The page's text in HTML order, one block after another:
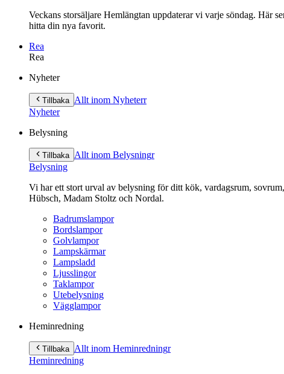
Veckans storsäljare Hemlängtan uppdaterar vi varje söndag. Här
hitta din nya favorit.
Rea
Rea
innehåll
Nyheter
Tillbaka Allt inom Nyheterr
Nyheter
Belysning
Tillbaka Allt inom Belysningr
Belysning
Vi har ett stort urval av belysning för ditt kök, vardagsrum,
Hübsch, Madam Stoltz och Nordal.
Badrumslampor
Bordslampor
Golvlampor
Lampskärmar
Lampsladd
Ljusslingor
Taklampor
Utebelysning
Vägglampor
Heminredning
Tillbaka Allt inom Heminredningr
Heminredning